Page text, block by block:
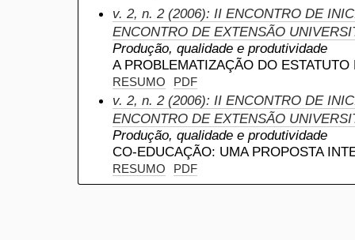
v. 2, n. 2 (2006): II ENCONTRO DE
ENCONTRO DE EXTENSÃO
Produção, qualidade e produtividade
A PROBLEMATIZAÇÃO DO
RESUMO PDF
v. 2, n. 2 (2006): II ENCONTRO DE
ENCONTRO DE EXTENSÃO
Produção, qualidade e produtividade
CO-EDUCAÇÃO: UMA PROPOSTA
RESUMO PDF